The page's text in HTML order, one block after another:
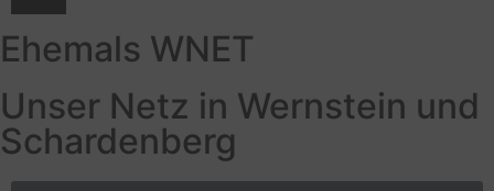
Ehemals WNET
Unser Netz in Wernstein und
Schardenberg